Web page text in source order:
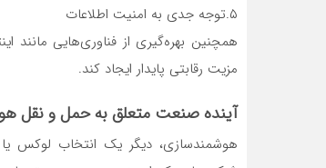
۵.توجه جدی به امنیت اطلاعات
همچنین بهره‌گیری از فناوری‌هایی مانند
مزیت رقابتی پایدار ایجاد کند.
آینده صنعت متعلق به حمل و نقل
هوشمندسازی، دیگر یک انتخاب لوکس